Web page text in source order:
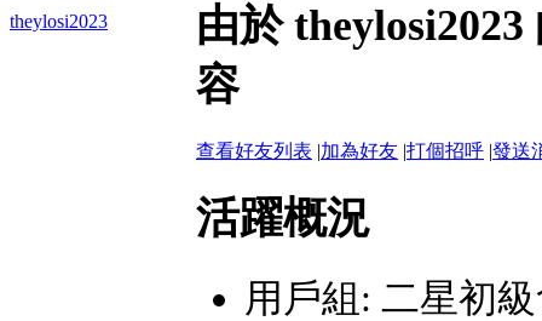
theylosi2023
由於
容
查看好友列表 |加為好友 |打個招呼 |發送
活躍概況
用戶組: 二星初